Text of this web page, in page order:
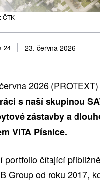
ČTK
24 23. června 2026
2026
s naší skupinou
zástavby a
VITA Písnice.
portfolio čítající
Group od roku 2017,